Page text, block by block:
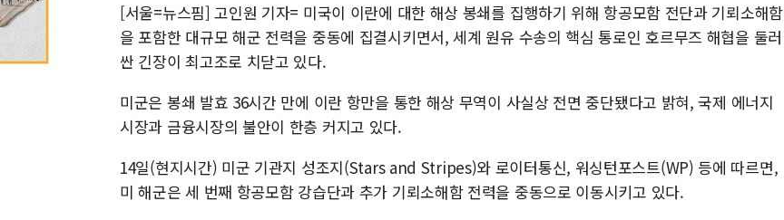
[서울=뉴스핌] 고인원 기자= 미국이 이란에 대한 해상 봉쇄를 집행하기 위해 항공모함 전단과 기뢰소해함
을 포함한 대규모 해군 전력을 중동에 집결시키면서, 세계 원유 수송의 핵심 통로인 호르무즈 해협을 둘러
싼 긴장이 최고조로 치닫고 있다.
미군은 봉쇄 발효 36시간 만에 이란 항만을 통한 해상 무역이 사실상 전면 중단됐다고 밝혀, 국제 에너지
시장과 금융시장의 불안이 한층 커지고 있다.
14일(현지시간) 미군 기관지 성조지(Stars and Stripes)와 로이터통신, 워싱턴포스트(WP) 등에 따르면,
미 해군은 세 번째 항공모함 강습단과 추가 기뢰소해함 전력을 중동으로 이동시키고 있다.